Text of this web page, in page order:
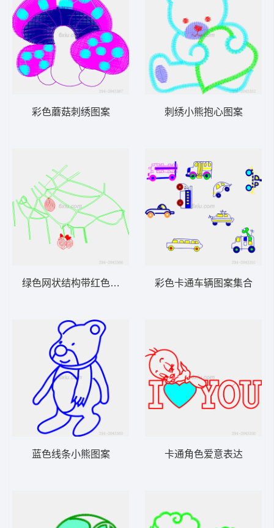
彩色蘑菇刺绣图案
绿色网状结构带红色装饰图案
蓝色线条小熊图案
刺绣小熊抱心图案
彩色卡通车辆图案集合
卡通角色爱意表达